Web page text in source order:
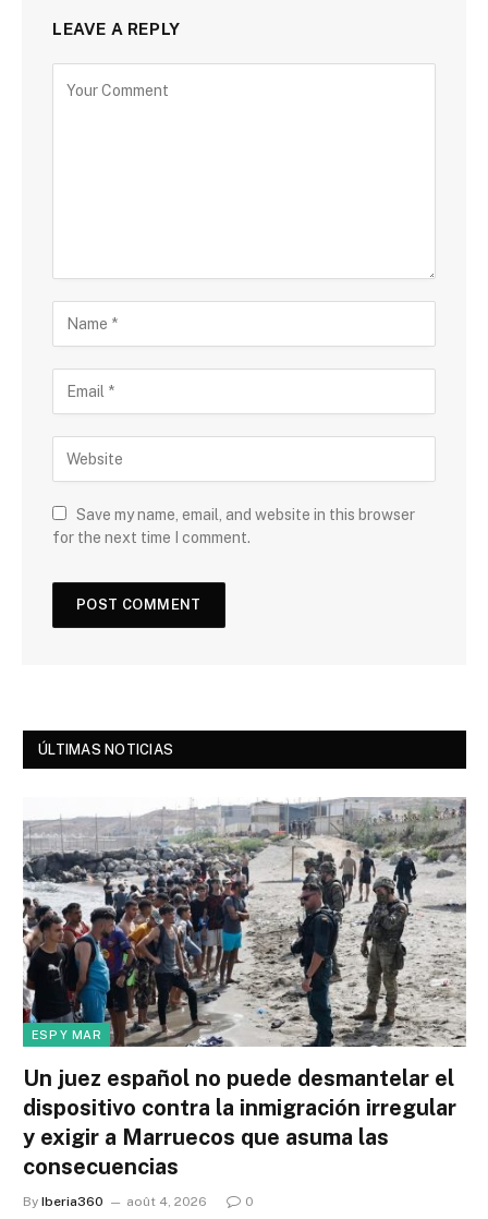
LEAVE A REPLY
Save my name, email, and website in this browser
for the next time I comment.
ÚLTIMAS NOTICIAS
ESP Y MAR
Un juez español no puede desmantelar el
dispositivo contra la inmigración irregular
y exigir a Marruecos que asuma las
consecuencias
By Iberia360 août 4, 2026 0